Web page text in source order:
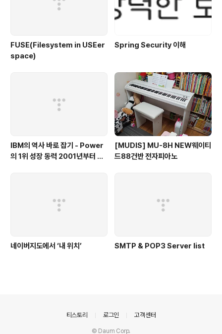
FUSE(Filesystem in USEer
space)
Spring Security 이해
IBM의 역사 바로 잡기 - Power
의 1위 성장 동력 2001년부터 가
[MUDIS] MU-8H NEW웨이티
드88건반 전자피아노
네이버지도에서 ‘내 위치’ SMTP & POP3 Server list
티스토리 로그인 고객센터
© Daum Corp.